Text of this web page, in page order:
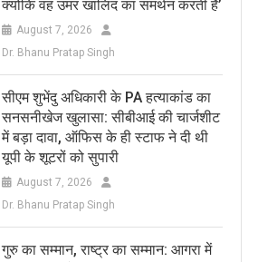
क्योंकि वह उमर खालिद का समर्थन करती हैं’
August 7, 2026
Dr. Bhanu Pratap Singh
सीएम शुभेंदु अधिकारी के PA हत्याकांड का
सनसनीखेज खुलासा: सीबीआई की चार्जशीट
में बड़ा दावा, ऑफिस के ही स्टाफ ने दी थी
यूपी के शूटरों को सुपारी
August 7, 2026
Dr. Bhanu Pratap Singh
​गुरु का सम्मान, राष्ट्र का सम्मान: आगरा में